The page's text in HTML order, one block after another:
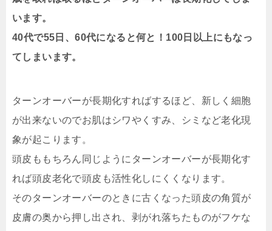
います。
40代で55日、60代になると何と！100日以上にもなっ
てしまいます。
ターンオーバーが長期化すればするほど、新しく細胞
が出来ないのでお肌はシワやくすみ、シミなど老化現
象が起こります。
頭皮ももちろん同じようにターンオーバーが長期化す
れば頭皮老化で頭皮も活性化しにくくなります。
そのターンオーバーのときに古くなった頭皮の角質が
皮膚の奥から押し出され、剥がれ落ちたものがフケな